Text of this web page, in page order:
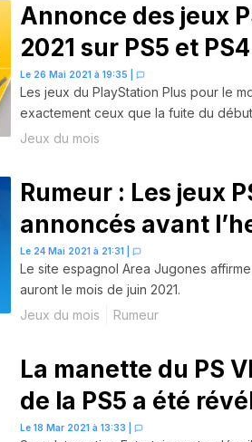
Annonce des jeux
2021 sur PS5 et PS4
Le 26 Mai 2021 à 19:35
Les jeux du PlayStation Plus pour le
exactement ceux que la fuite du
Jeux du mois
Rumeur : Les jeux
annoncés avant
Le 24 Mai 2021 à 21:31
Le site espagnol Area Jugones
auront le mois de juin 2021.
Jeux du mois
Rumeur
La manette du PS
de la PS5 a été
Le 18 Mar 2021 à 13:33